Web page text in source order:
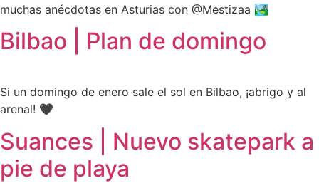
muchas anécdotas en Asturias con @Mestizaa 🏞️
Bilbao | Plan de domingo
Si un domingo de enero sale el sol en Bilbao, ¡abrigo y al
arenal! 🖤
Suances | Nuevo skatepark a
pie de playa